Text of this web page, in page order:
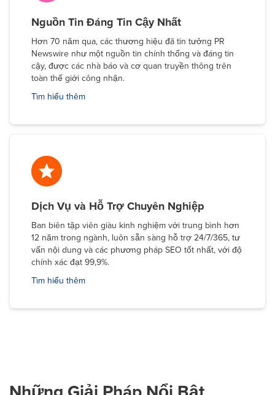
Nguồn Tin Đáng Tin Cậy Nhất
Hơn 70 năm qua, các thương hiệu đã tin tưởng PR
Newswire như một nguồn tin chính thống và đáng tin
cậy, được các nhà báo và cơ quan truyền thông trên
toàn thế giới công nhận.
Tìm hiểu thêm
Dịch Vụ và Hỗ Trợ Chuyên Nghiệp
Ban biên tập viên giàu kinh nghiệm với trung bình hơn
12 năm trong ngành, luôn sẵn sàng hỗ trợ 24/7/365, tư
vấn nội dung và các phương pháp SEO tốt nhất, với độ
chính xác đạt 99,9%.
Tìm hiểu thêm